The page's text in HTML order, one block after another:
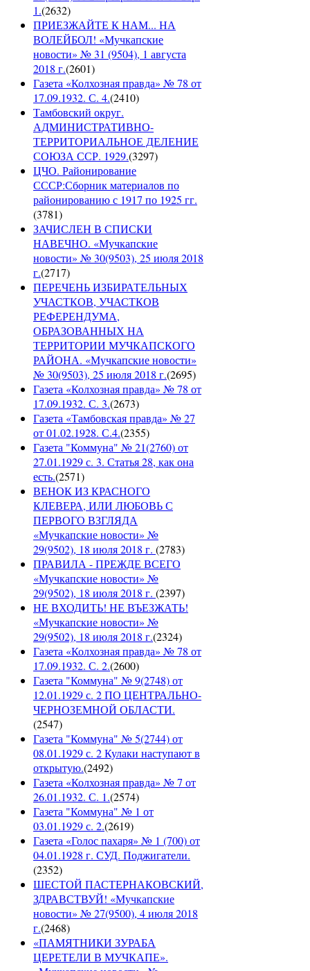
1.(2632)
ПРИЕЗЖАЙТЕ К НАМ... НА
ВОЛЕЙБОЛ! «Мучкапские
новости» № 31 (9504), 1 августа
2018 г.(2601)
Газета «Колхозная правда» № 78 от
17.09.1932. С. 4.(2410)
Тамбовский округ.
АДМИНИСТРАТИВНО-
ТЕРРИТОРИАЛЬНОЕ ДЕЛЕНИЕ
СОЮЗА ССР. 1929.(3297)
ЦЧО. Районирование
СССР:Сборник материалов по
районированию с 1917 по 1925 гг.
(3781)
ЗАЧИСЛЕН В СПИСКИ
НАВЕЧНО. «Мучкапские
новости» № 30(9503), 25 июля 2018
г.(2717)
ПЕРЕЧЕНЬ ИЗБИРАТЕЛЬНЫХ
УЧАСТКОВ, УЧАСТКОВ
РЕФЕРЕНДУМА,
ОБРАЗОВАННЫХ НА
ТЕРРИТОРИИ МУЧКАПСКОГО
РАЙОНА. «Мучкапские новости»
№ 30(9503), 25 июля 2018 г.(2695)
Газета «Колхозная правда» № 78 от
17.09.1932. С. 3.(2673)
Газета «Тамбовская правда» № 27
от 01.02.1928. С.4.(2355)
Газета "Коммуна" № 21(2760) от
27.01.1929 с. 3. Статья 28, как она
есть.(2571)
ВЕНОК ИЗ КРАСНОГО
КЛЕВЕРА, ИЛИ ЛЮБОВЬ С
ПЕРВОГО ВЗГЛЯДА
«Мучкапские новости» №
29(9502), 18 июля 2018 г. (2783)
ПРАВИЛА - ПРЕЖДЕ ВСЕГО
«Мучкапские новости» №
29(9502), 18 июля 2018 г. (2397)
НЕ ВХОДИТЬ! НЕ ВЪЕЗЖАТЬ!
«Мучкапские новости» №
29(9502), 18 июля 2018 г.(2324)
Газета «Колхозная правда» № 78 от
17.09.1932. С. 2.(2600)
Газета "Коммуна" № 9(2748) от
12.01.1929 с. 2 ПО ЦЕНТРАЛЬНО-
ЧЕРНОЗЕМНОЙ ОБЛАСТИ.
(2547)
Газета "Коммуна" № 5(2744) от
08.01.1929 с. 2 Кулаки наступают в
открытую.(2492)
Газета «Колхозная правда» № 7 от
26.01.1932. С. 1.(2574)
Газета "Коммуна" № 1 от
03.01.1929 с. 2.(2619)
Газета «Голос пахаря» № 1 (700) от
04.01.1928 г. СУД. Поджигатели.
(2352)
ШЕСТОЙ ПАСТЕРНАКОВСКИЙ,
ЗДРАВСТВУЙ! «Мучкапские
новости» № 27(9500), 4 июля 2018
г.(2468)
«ПАМЯТНИКИ ЗУРАБА
ЦЕРЕТЕЛИ В МУЧКАПЕ».